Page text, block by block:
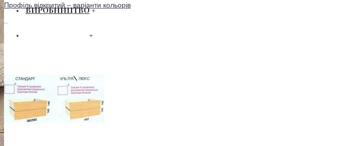
ВИРОБНИЦТВО +
+
Профіль відкритий – варіанти кольорів
..